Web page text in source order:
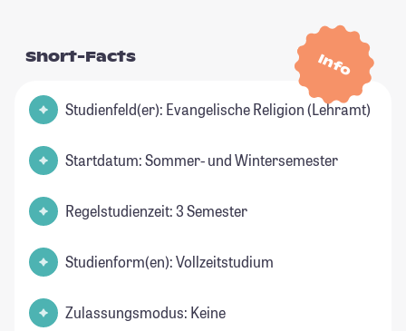
Info
Short-Facts
Studienfeld(er): Evangelische Religion (Lehramt)
Startdatum: Sommer- und Wintersemester
Regelstudienzeit: 3 Semester
Studienform(en): Vollzeitstudium
Zulassungsmodus: Keine